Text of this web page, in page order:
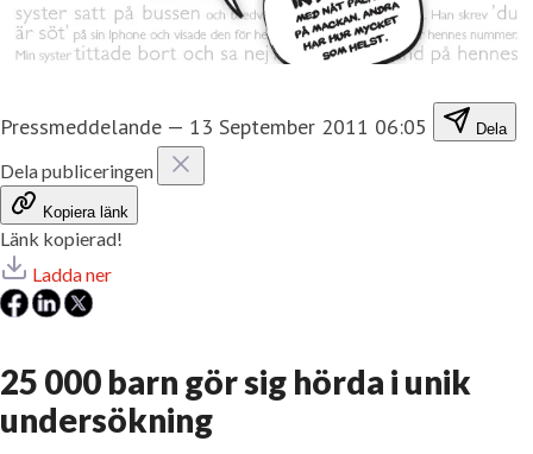
Pressmeddelande — 13 September 2011 06:05 Dela
Dela publiceringen
Kopiera länk
Länk kopierad!
Ladda ner
25 000 barn gör sig hörda i unik
undersökning